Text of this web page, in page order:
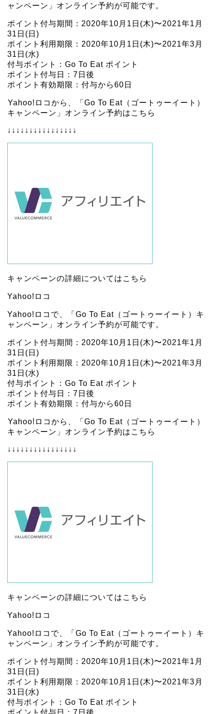
ャンペーン」オンライン予約が可能です。
ポイント付与期間：2020年10月1日(木)〜2021年1月
31日(日)
ポイント利用期限：2020年10月1日(木)〜2021年3月
31日(水)
付与ポイント：Go To Eat ポイント
ポイント付与日：7日後
ポイント有効期限：付与から60日
Yahoo!ロコから、「Go To Eat（ゴートゥーイート）
キャンペーン」オンライン予約はこちら
↓↓↓↓↓↓↓↓↓↓↓↓↓↓↓↓
キャンペーンの詳細については こちら
Yahoo!ロコ
Yahoo!ロコで、「Go To Eat（ゴートゥーイート）キ
ャンペーン」オンライン予約が可能です。
ポイント付与期間：2020年10月1日(木)〜2021年1月
31日(日)
ポイント利用期限：2020年10月1日(木)〜2021年3月
31日(水)
付与ポイント：Go To Eat ポイント
ポイント付与日：7日後
ポイント有効期限：付与から60日
Yahoo!ロコから、「Go To Eat（ゴートゥーイート）
キャンペーン」オンライン予約はこちら
↓↓↓↓↓↓↓↓↓↓↓↓↓↓↓↓
キャンペーンの詳細については こちら
Yahoo!ロコ
Yahoo!ロコで、「Go To Eat（ゴートゥーイート）キ
ャンペーン」オンライン予約が可能です。
ポイント付与期間：2020年10月1日(木)〜2021年1月
31日(日)
ポイント利用期限：2020年10月1日(木)〜2021年3月
31日(水)
付与ポイント：Go To Eat ポイント
ポイント付与日：7日後